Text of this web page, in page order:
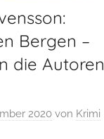
Bergen –
die Autoren
2020 von Krimi